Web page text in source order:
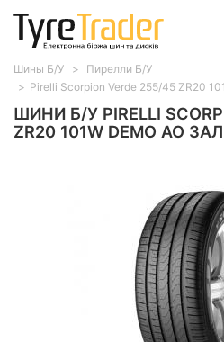
ШИНИ Б/У PIRELLI
ZR20 101W DEMO AO
Шины Б/У
Пирелли Б/У
Pirelli Scorpion Verde 255/45 ZR20